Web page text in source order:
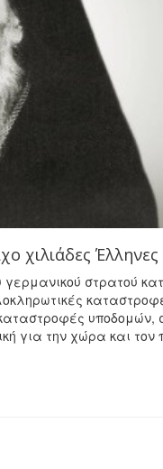
χιλιάδες Έλληνες
στρατού
υποδομών,
για την χώρα και τον